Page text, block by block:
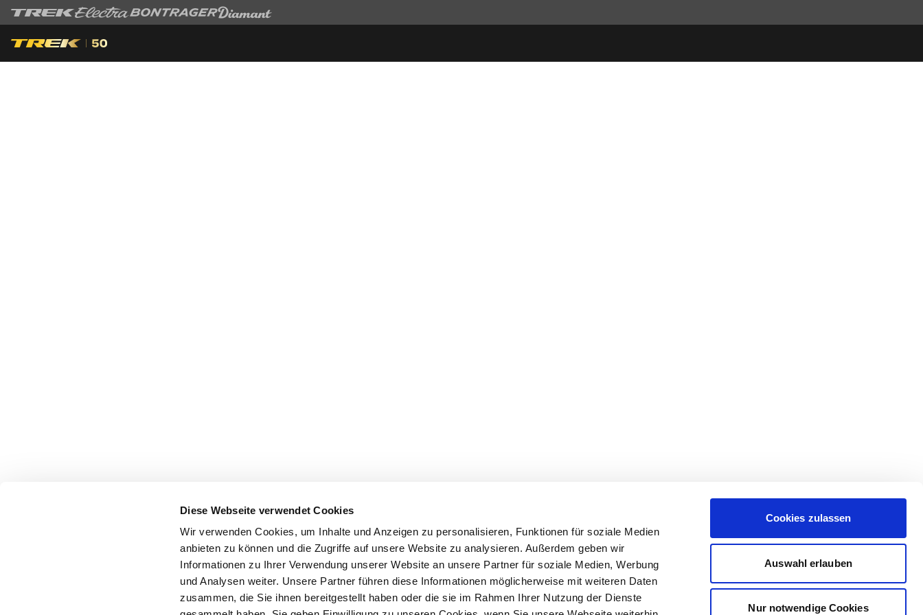
Diese Webseite verwendet Cookies
Wir verwenden Cookies, um Inhalte und Anzeigen zu personalisieren, Funktionen für soziale Medien
anbieten zu können und die Zugriffe auf unsere Website zu analysieren. Außerdem geben wir
Informationen zu Ihrer Verwendung unserer Website an unsere Partner für soziale Medien, Werbung
und Analysen weiter. Unsere Partner führen diese Informationen möglicherweise mit weiteren Daten
zusammen, die Sie ihnen bereitgestellt haben oder die sie im Rahmen Ihrer Nutzung der Dienste
Cookies zulassen
Auswahl erlauben
Nur notwendige Cookies